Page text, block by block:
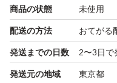
防水用opp袋＋宅配用ビ
数以内に東京都内より
が、サイズ規定の関係
より箱の凹み角潰れ、
商品の状態 未使用
配送の方法 おてがる
発送までの日数 2〜3日で
発送元の地域 東京都